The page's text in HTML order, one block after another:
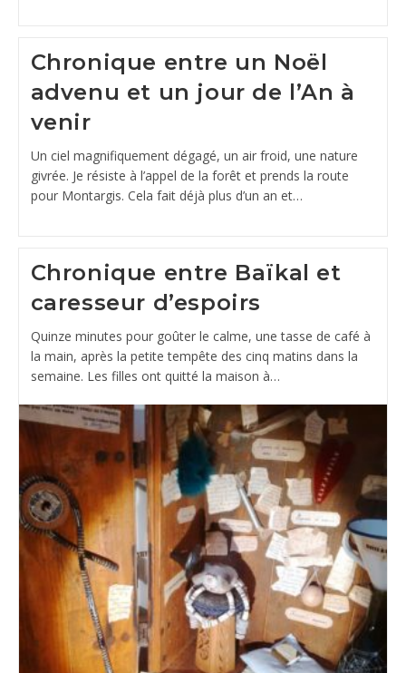
Chronique entre un Noël
advenu et un jour de l’An à
venir
Un ciel magnifiquement dégagé, un air froid, une nature
givrée. Je résiste à l’appel de la forêt et prends la route
pour Montargis. Cela fait déjà plus d’un an et…
Chronique entre Baïkal et
caresseur d’espoirs
Quinze minutes pour goûter le calme, une tasse de café à
la main, après la petite tempête des cinq matins dans la
semaine. Les filles ont quitté la maison à…